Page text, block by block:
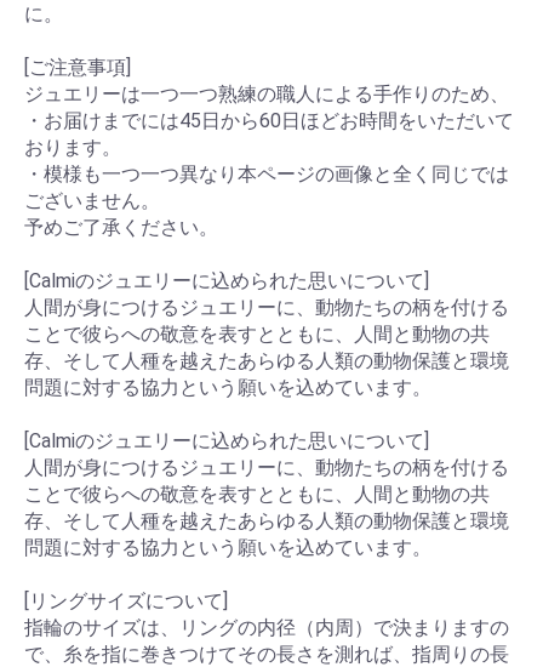
に。
[ご注意事項]
ジュエリーは一つ一つ熟練の職人による手作りのため、
・お届けまでには45日から60日ほどお時間をいただいて
おります。
・模様も一つ一つ異なり本ページの画像と全く同じでは
ございません。
予めご了承ください。
[Calmiのジュエリーに込められた思いについて]
人間が身につけるジュエリーに、動物たちの柄を付ける
ことで彼らへの敬意を表すとともに、人間と動物の共
存、そして人種を越えたあらゆる人類の動物保護と環境
問題に対する協力という願いを込めています。
[Calmiのジュエリーに込められた思いについて]
人間が身につけるジュエリーに、動物たちの柄を付ける
ことで彼らへの敬意を表すとともに、人間と動物の共
存、そして人種を越えたあらゆる人類の動物保護と環境
問題に対する協力という願いを込めています。
[リングサイズについて]
指輪のサイズは、リングの内径（内周）で決まりますの
で、糸を指に巻きつけてその長さを測れば、指周りの長